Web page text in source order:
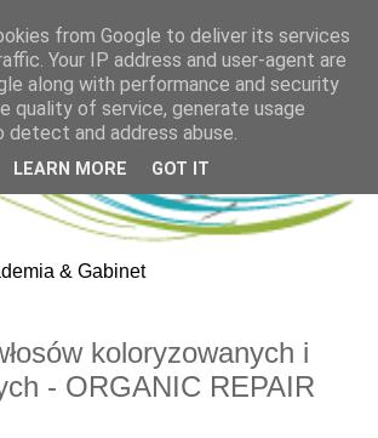
& Gabinet
koloryzowanych i
- ORGANIC REPAIR
from Google to deliver its services
Your IP address and user-agent are
along with performance and security
quality of service, generate usage
and address abuse.
LEARN MORE GOT IT